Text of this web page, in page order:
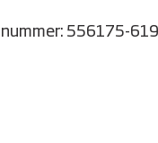
556175-